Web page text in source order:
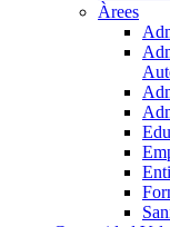
Àrees